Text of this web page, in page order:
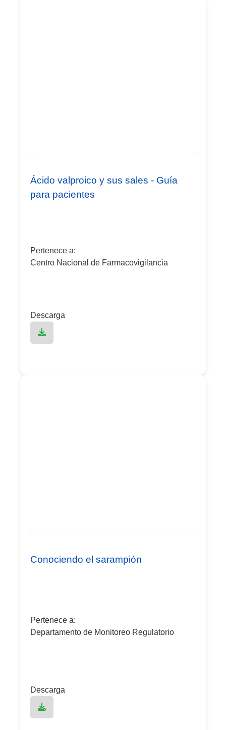
Ácido valproico y sus sales - Guía
para pacientes
Pertenece a:
Centro Nacional de Farmacovigilancia
Descarga
Conociendo el sarampión
Pertenece a:
Departamento de Monitoreo Regulatorio
Descarga